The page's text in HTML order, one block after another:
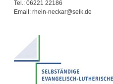
Tel.: 06221 22186
Email: rhein-neckar@selk.de